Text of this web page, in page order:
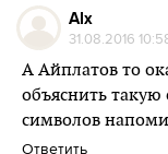
Alx
31.08.2016
А Айплатов то
объяснить такую
символов
Ответить